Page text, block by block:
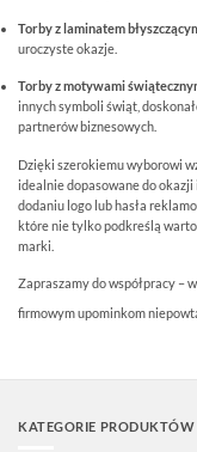
Torby z laminatem
uroczyste okazje.
Torby z motywami
innych symboli świąt,
partnerów biznesowych.
Dzięki szerokiemu wyborowi
idealnie dopasowane do okazji
dodaniu logo lub hasła
które nie tylko podkreślą
marki.
Zapraszamy do współpracy –
firmowym upominkom
KATEGORIE PRODUKTÓW